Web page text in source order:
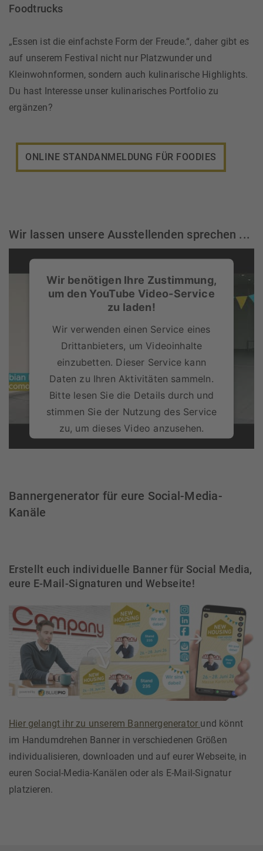
Foodtrucks
„Essen ist die einfachste Form der Freude.“, daher gibt es
auf unserem Festival nicht nur Platzwunder und
Kleinwohnformen, sondern auch kulinarische Highlights.
Du hast Interesse unser kulinarisches Portfolio zu
ergänzen?
ONLINE STANDANMELDUNG FÜR FOODIES
Wir lassen unsere Ausstellenden sprechen ...
Wir benötigen Ihre Zustimmung,
um den YouTube Video-Service
zu laden!
Wir verwenden einen Service eines
Drittanbieters, um Videoinhalte
einzubetten. Dieser Service kann
Daten zu Ihren Aktivitäten sammeln.
Bitte lesen Sie die Details durch und
stimmen Sie der Nutzung des Service
zu, um dieses Video anzusehen.
Akzeptieren
Bannergenerator für eure Social-Media-
Kanäle
Erstellt euch individuelle Banner für Social Media,
eure E-Mail-Signaturen und Webseite!
Hier gelangt ihr zu unserem Bannergenerator und könnt
im Handumdrehen Banner in verschiedenen Größen
individualisieren, downloaden und auf eurer Webseite, in
euren Social-Media-Kanälen oder als E-Mail-Signatur
platzieren.